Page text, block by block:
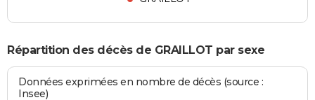
Répartition des décès de GRAILLOT par sexe
Données exprimées en nombre de décès (source :
Insee)